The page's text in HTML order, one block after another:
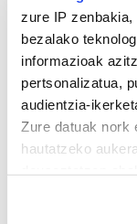
zure IP
bezalako
informazioak
pertsonalizatua,
audientzia-
Zure datuak nork
hautatzeko